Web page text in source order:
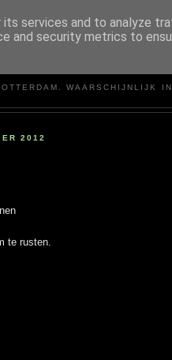
WAARSCHIJNLIJK
2012
te rusten.
services and to analyze
and security metrics to